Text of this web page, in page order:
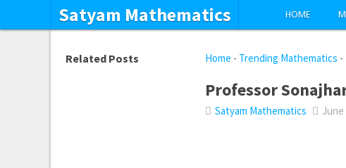
Satyam Mathematics HOME
Home - Trending Mathematics -
Professor
Satyam Mathematics June
Related Posts